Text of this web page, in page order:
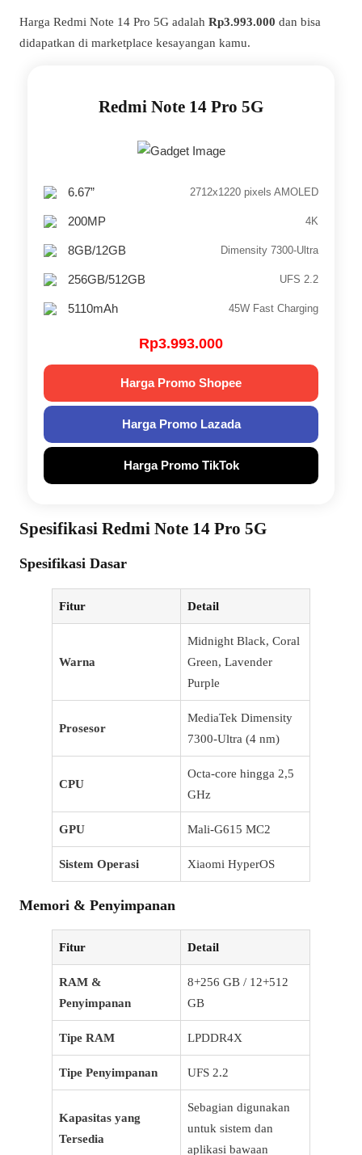
Harga Redmi Note 14 Pro 5G adalah Rp3.993.000 dan bisa
didapatkan di marketplace kesayangan kamu.
Redmi Note 14 Pro 5G
6.67” 2712x1220 pixels AMOLED
200MP 4K
8GB/12GB Dimensity 7300-Ultra
256GB/512GB UFS 2.2
5110mAh 45W Fast Charging
Rp3.993.000
Harga Promo Shopee
Harga Promo Lazada
Harga Promo TikTok
Spesifikasi Redmi Note 14 Pro 5G
Spesifikasi Dasar
Fitur Detail
Warna
Midnight Black, Coral
Green, Lavender
Purple
Prosesor
MediaTek Dimensity
7300-Ultra (4 nm)
CPU
Octa-core hingga 2,5
GHz
GPU Mali-G615 MC2
Sistem Operasi Xiaomi HyperOS
Memori & Penyimpanan
Fitur Detail
RAM &
Penyimpanan
8+256 GB / 12+512
GB
Tipe RAM LPDDR4X
Tipe Penyimpanan UFS 2.2
Kapasitas yang
Tersedia
Sebagian digunakan
untuk sistem dan
aplikasi bawaan